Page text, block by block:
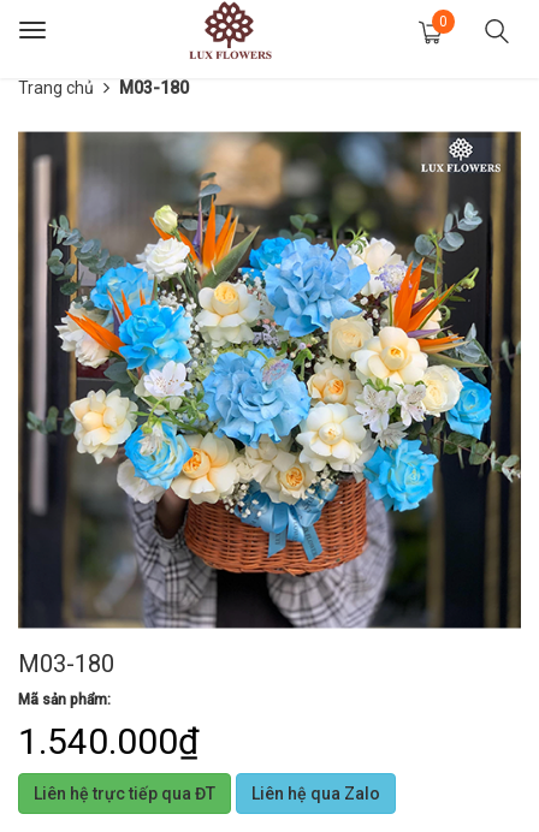
Toggle
0
Trang chủ M03-180
M03-180
Mã sản phẩm:
1.540.000₫
Liên hệ trực tiếp qua ĐT Liên hệ qua Zalo